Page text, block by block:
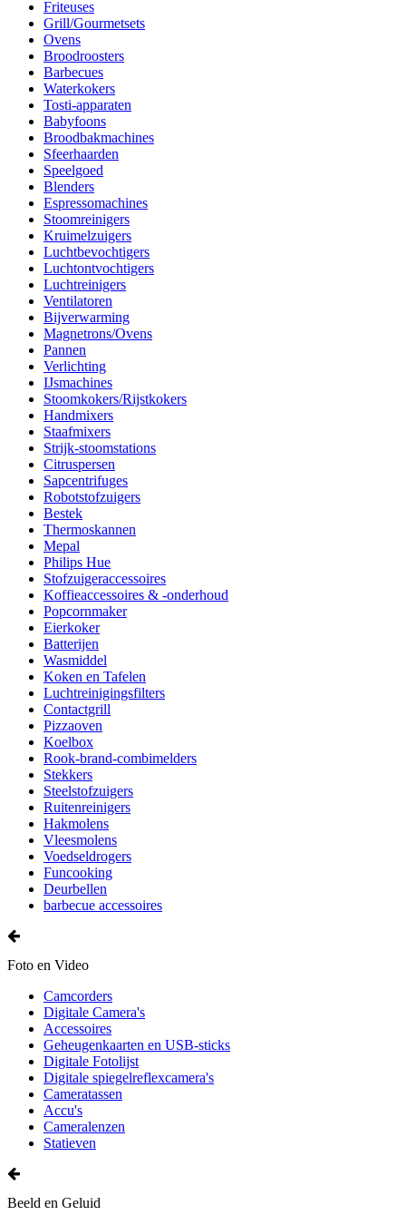
Friteuses
Grill/Gourmetsets
Ovens
Broodroosters
Barbecues
Waterkokers
Tosti-apparaten
Babyfoons
Broodbakmachines
Sfeerhaarden
Speelgoed
Blenders
Espressomachines
Stoomreinigers
Kruimelzuigers
Luchtbevochtigers
Luchtontvochtigers
Luchtreinigers
Ventilatoren
Bijverwarming
Magnetrons/Ovens
Pannen
Verlichting
IJsmachines
Stoomkokers/Rijstkokers
Handmixers
Staafmixers
Strijk-stoomstations
Citruspersen
Sapcentrifuges
Robotstofzuigers
Bestek
Thermoskannen
Mepal
Philips Hue
Stofzuigeraccessoires
Koffieaccessoires & -onderhoud
Popcornmaker
Eierkoker
Batterijen
Wasmiddel
Koken en Tafelen
Luchtreinigingsfilters
Contactgrill
Pizzaoven
Koelbox
Rook-brand-combimelders
Stekkers
Steelstofzuigers
Ruitenreinigers
Hakmolens
Vleesmolens
Voedseldrogers
Funcooking
Deurbellen
barbecue accessoires
Foto en Video
Camcorders
Digitale Camera's
Accessoires
Geheugenkaarten en USB-sticks
Digitale Fotolijst
Digitale spiegelreflexcamera's
Cameratassen
Accu's
Cameralenzen
Statieven
Beeld en Geluid